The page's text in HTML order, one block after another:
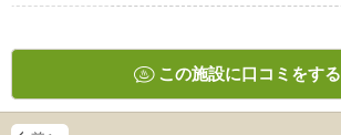
この施設に口コミをする